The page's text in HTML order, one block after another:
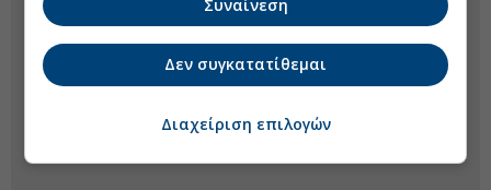
Συναίνεση
Δεν συγκατατίθεμαι
Διαχείριση επιλογών